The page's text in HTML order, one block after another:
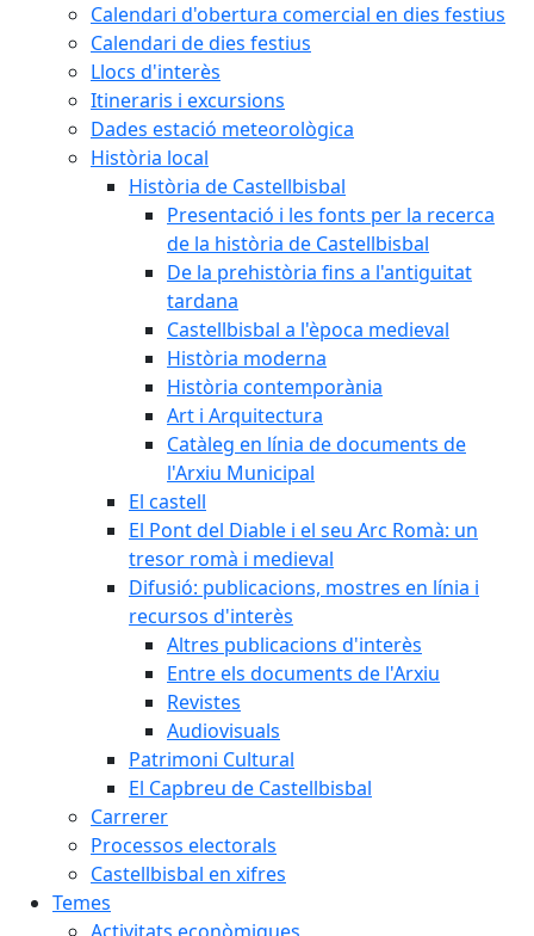
Calendari d'obertura comercial en dies festius
Calendari de dies festius
Llocs d'interès
Itineraris i excursions
Dades estació meteorològica
Història local
Història de Castellbisbal
Presentació i les fonts per la recerca
de la història de Castellbisbal
De la prehistòria fins a l'antiguitat
tardana
Castellbisbal a l'època medieval
Història moderna
Història contemporània
Art i Arquitectura
Catàleg en línia de documents de
l'Arxiu Municipal
El castell
El Pont del Diable i el seu Arc Romà: un
tresor romà i medieval
Difusió: publicacions, mostres en línia i
recursos d'interès
Altres publicacions d'interès
Entre els documents de l'Arxiu
Revistes
Audiovisuals
Patrimoni Cultural
El Capbreu de Castellbisbal
Carrerer
Processos electorals
Castellbisbal en xifres
Temes